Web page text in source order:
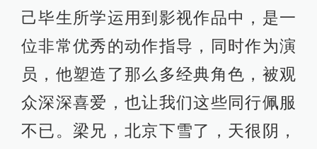
己毕生所学运用到影视作品中，是一
位非常优秀的动作指导，同时作为演
员，他塑造了那么多经典角色，被观
众深深喜爱，也让我们这些同行佩服
不已。梁兄，北京下雪了，天很阴，